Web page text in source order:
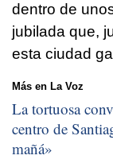
dentro de
jubilada que,
esta ciudad
Más en La Voz
La tortuosa
centro de
mañá»